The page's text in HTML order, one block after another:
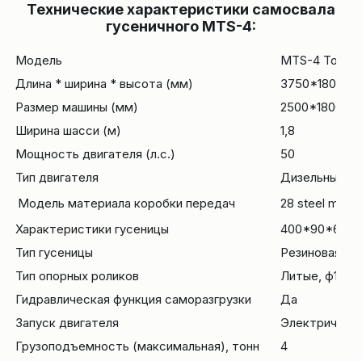
Технические характеристики самосвала
гусеничного MTS-4:
Модель
MTS-4
Длина * ширина * высота (мм)
Размер машины (мм)
Ширина шасси (м)
1,8
Мощность двигателя (л.с.)
50
Тип двигателя
Дизельный,
Модель материала коробки передач
28 steel
Характеристики гусеницы
400*90*62
Тип гусеницы
Резиновая
Тип опорных роликов
Литые, ф180
Гидравлическая функция саморазгрузки
Да
Запуск двигателя
Грузоподъемность (максимальная), тонн
4